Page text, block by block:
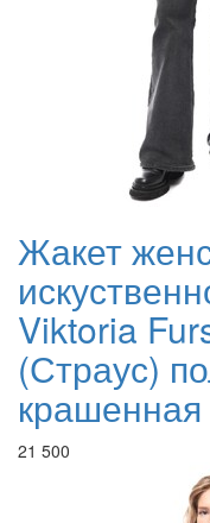
Жакет
Viktoria
(Страус)
крашенная
21 500